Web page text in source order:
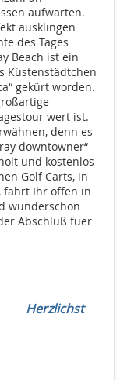
aufwarten.
ausklingen
des Tages
Beach ist ein
Küstenstädtchen
gekürt worden.
wert ist.
denn es
downtowner“
und kostenlos
Golf Carts, in
fahrt Ihr offen in
wunderschön
Abschluß fuer
Herzlichst